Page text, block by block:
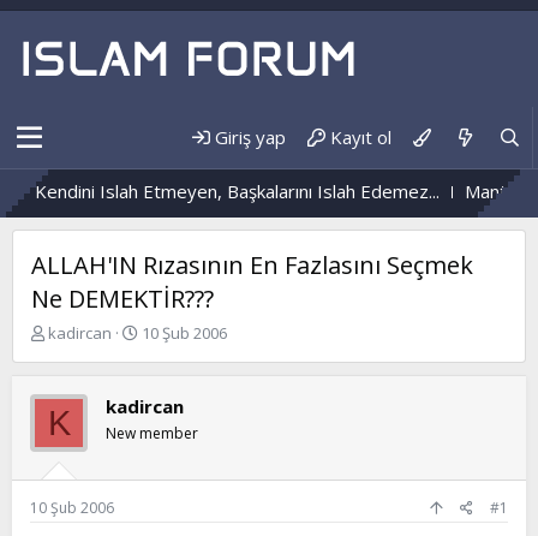
Giriş yap Kayıt ol
Kendini Islah Etmeyen, Başkalarını Islah Edemez... Mantar
ALLAH'IN Rızasının En Fazlasını Seçmek
Ne DEMEKTİR???
K
b
u
y
u
b
a
kadircan
B
l
a
n
ı
10 Şub 2006
K kadircan
New member
10 Şub 2006 #1